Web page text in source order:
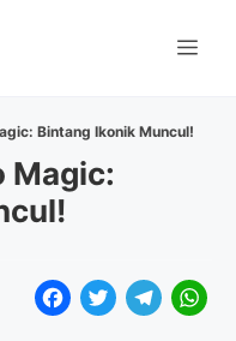
Bintang Ikonik Muncul!
Magic:
F
T
T
W